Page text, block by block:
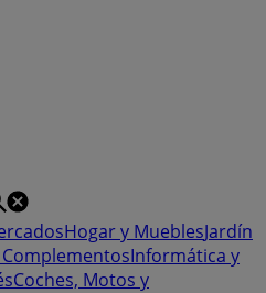
Hogar y MueblesJardín
Informática y
Coches, Motos y